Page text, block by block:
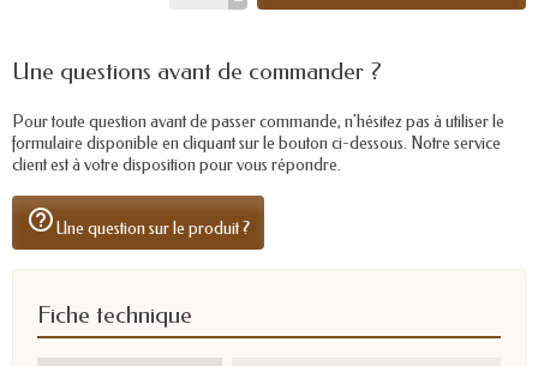
Une questions avant de commander ?
Pour toute question avant de passer commande, n'hésitez pas à utiliser le
formulaire disponible en cliquant sur le bouton ci-dessous. Notre service
client est à votre disposition pour vous répondre.
help_outlineUne question sur le produit ?
Fiche technique